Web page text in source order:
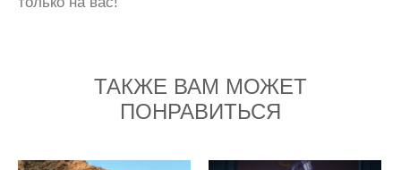
ТАКЖЕ ВАМ МОЖЕТ
ПОНРАВИТЬСЯ